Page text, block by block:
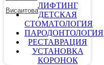
Висаитова
ЛИФТИНГ
ДЕТСКАЯ
СТОМАТОЛОГИЯ
ПАРОДОНТОЛОГИЯ
РЕСТАВРАЦИЯ
УСТАНОВКА
КОРОНОК